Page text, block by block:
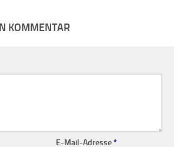
KOMMENTAR
E-Mail-Adresse*